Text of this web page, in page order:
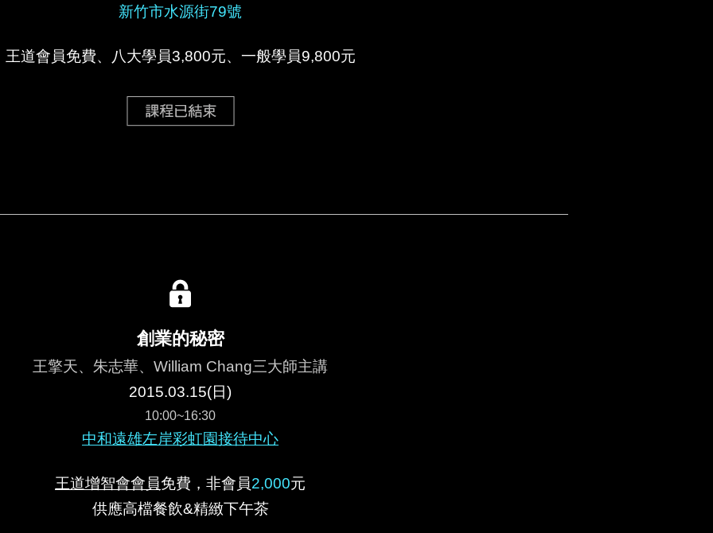
新竹市水源街79號
王道會員免費、八大學員3,800元、一般學員9,800元
創業的秘密
王擎天、朱志華、William Chang三大師主講
2015.03.15(日)
10:00~16:30
中和遠雄左岸彩虹園接待中心
王道增智會會員免費，非會員2,000元
供應高檔餐飲&精緻下午茶